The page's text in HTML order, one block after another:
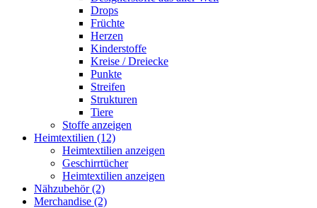
Drops
Früchte
Herzen
Kinderstoffe
Kreise / Dreiecke
Punkte
Streifen
Strukturen
Tiere
Stoffe anzeigen
Heimtextilien (12)
Heimtextilien anzeigen
Geschirrtücher
Heimtextilien anzeigen
Nähzubehör (2)
Merchandise (2)